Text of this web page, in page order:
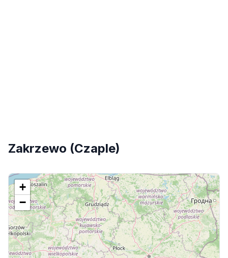
Zakrzewo (Czaple)
+
−